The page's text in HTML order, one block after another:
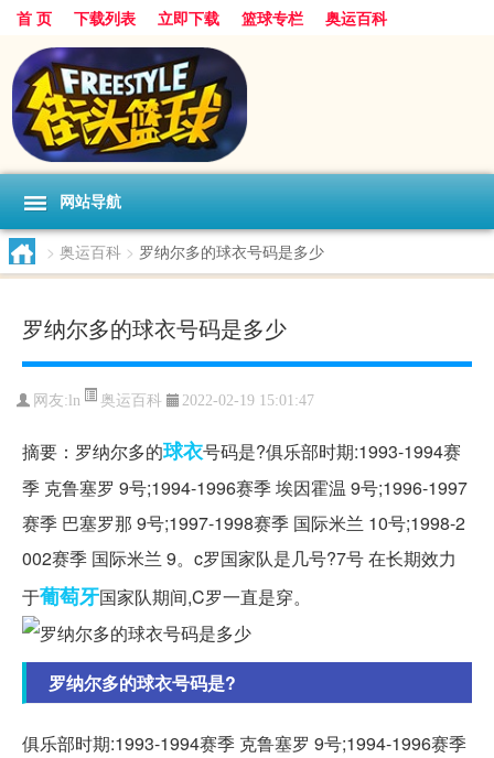
首 页 下载列表 立即下载 篮球专栏 奥运百科
网站导航
> 奥运百科 > 罗纳尔多的球衣号码是多少
罗纳尔多的球衣号码是多少
网友:ln 奥运百科 2022-02-19 15:01:47
摘要：罗纳尔多的球衣号码是?俱乐部时期:1993-1994赛
季 克鲁塞罗 9号;1994-1996赛季 埃因霍温 9号;1996-1997
赛季 巴塞罗那 9号;1997-1998赛季 国际米兰 10号;1998-2
002赛季 国际米兰 9。c罗国家队是几号?7号 在长期效力
于葡萄牙国家队期间,C罗一直是穿。
罗纳尔多的球衣号码是?
俱乐部时期:1993-1994赛季 克鲁塞罗 9号;1994-1996赛季